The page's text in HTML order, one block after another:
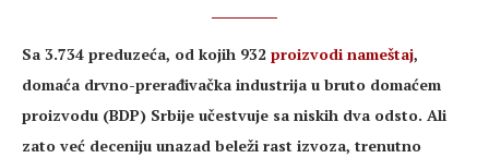
Sa 3.734 preduzeća, od kojih 932 proizvodi nameštaj,
domaća drvno-prerađivačka industrija u bruto domaćem
proizvodu (BDP) Srbije učestvuje sa niskih dva odsto. Ali
zato već deceniju unazad beleži rast izvoza, trenutno